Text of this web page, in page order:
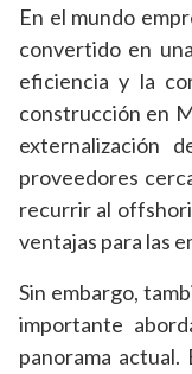
En el mundo
convertido en
eficiencia y la
construcción en
externalización
proveedores
recurrir al
ventajas para las
Sin embargo,
importante
panorama